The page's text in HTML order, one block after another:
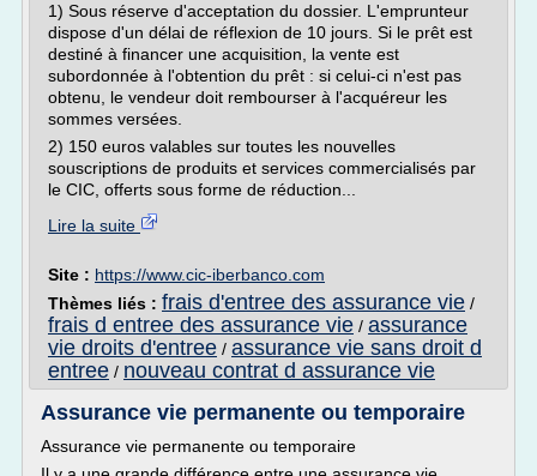
1) Sous réserve d'acceptation du dossier. L'emprunteur
dispose d'un délai de réflexion de 10 jours. Si le prêt est
destiné à financer une acquisition, la vente est
subordonnée à l'obtention du prêt : si celui-ci n'est pas
obtenu, le vendeur doit rembourser à l'acquéreur les
sommes versées.
2) 150 euros valables sur toutes les nouvelles
souscriptions de produits et services commercialisés par
le CIC, offerts sous forme de réduction...
Lire la suite
Site : https://www.cic-iberbanco.com
Thèmes liés : frais d'entree des assurance vie /
frais d entree des assurance vie / assurance
vie droits d'entree / assurance vie sans droit d
entree / nouveau contrat d assurance vie
Assurance vie permanente ou temporaire
Assurance vie permanente ou temporaire